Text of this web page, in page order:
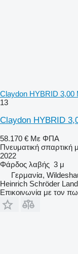
Claydon HYBRID 3,00
13
Claydon HYBRID
58.170 € Με ΦΠΑ
Πνευματική σπαρτική
2022
Φάρδος λαβής 3 μ
Γερμανία,
Heinrich Schröder
Επικοινωνία με τον